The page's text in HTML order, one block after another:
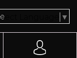
Language ▼